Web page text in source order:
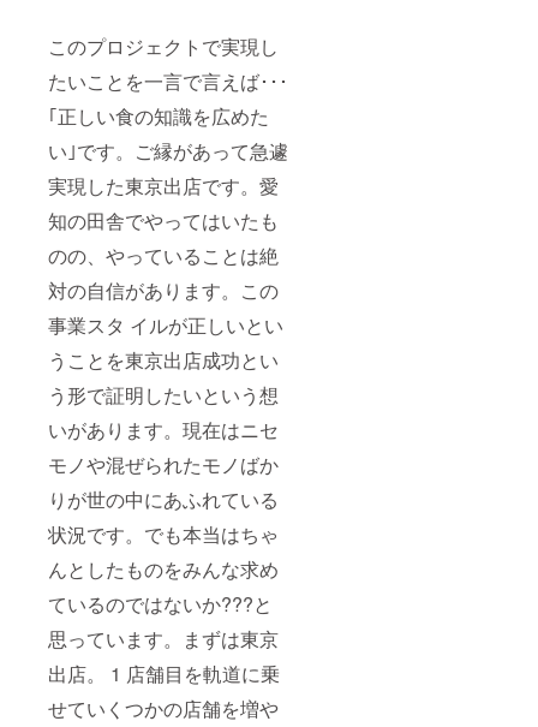
このプロジェクトで実現し
たいことを一言で言えば･･･
｢正しい食の知識を広めた
い｣です。ご縁があって急遽
実現した東京出店です。愛
知の田舎でやってはいたも
のの、やっていることは絶
対の自信があります。この
事業スタ イルが正しいとい
うことを東京出店成功とい
う形で証明したいという想
いがあります。現在はニセ
モノや混ぜられたモノばか
りが世の中にあふれている
状況です。でも本当はちゃ
んとしたものをみんな求め
ているのではないか???と
思っています。まずは東京
出店。 1 店舗目を軌道に乗
せていくつかの店舗を増や